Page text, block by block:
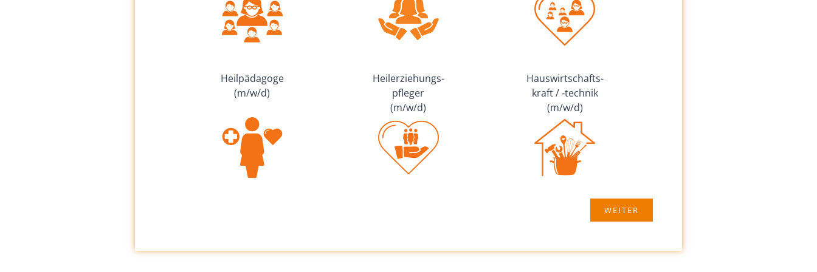
Heilpäd­agoge
(m/w/d)
Heiler­zie­hungs­
pfleger
(m/w/d)
Hauswirt­schafts­
kraft / ‑technik
(m/w/d)
WEITER